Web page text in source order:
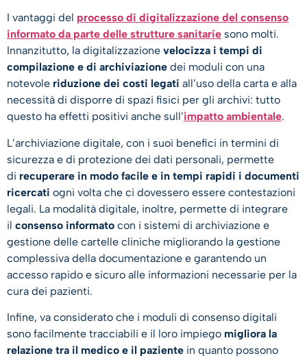
I vantaggi del processo di digitalizzazione del consenso
informato da parte delle strutture sanitarie sono molti.
Innanzitutto, la digitalizzazione velocizza i tempi di
compilazione e di archiviazione dei moduli con una
notevole riduzione dei costi legati all’uso della carta e alla
necessità di disporre di spazi fisici per gli archivi: tutto
questo ha effetti positivi anche sull’impatto ambientale.
L’archiviazione digitale, con i suoi benefici in termini di
sicurezza e di protezione dei dati personali, permette
di recuperare in modo facile e in tempi rapidi i documenti
ricercati ogni volta che ci dovessero essere contestazioni
legali. La modalità digitale, inoltre, permette di integrare
il consenso informato con i sistemi di archiviazione e
gestione delle cartelle cliniche migliorando la gestione
complessiva della documentazione e garantendo un
accesso rapido e sicuro alle informazioni necessarie per la
cura dei pazienti.
Infine, va considerato che i moduli di consenso digitali
sono facilmente tracciabili e il loro impiego migliora la
relazione tra il medico e il paziente in quanto possono